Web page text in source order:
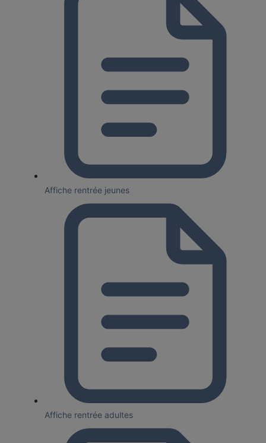
Affiche rentrée jeunes
Affiche rentrée adultes